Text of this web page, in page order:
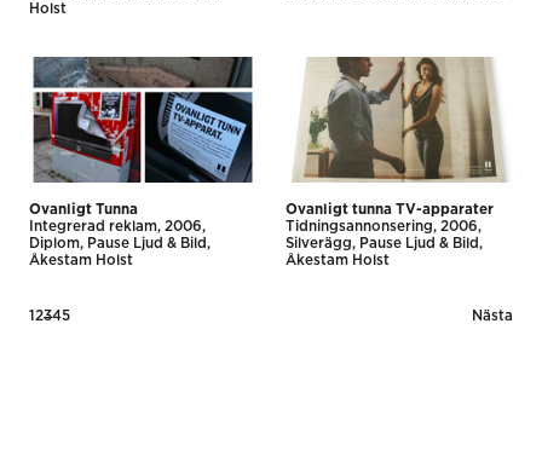
Holst
Ovanligt Tunna
Integrerad reklam 2006
Diplom
Pause Ljud & Bild
Åkestam Holst
Ovanligt tunna TV-apparater
Tidnings­annonsering
2006
Silverägg
Pause Ljud & Bild
Åkestam Holst
Posts
1 2345 Nästa